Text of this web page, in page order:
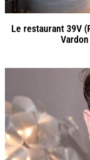
Le restaurant 39V